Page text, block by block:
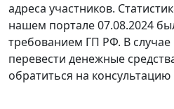
адреса участников.
нашем портале 07.08.2024
требованием ГП РФ. В
перевести денежные
обратиться на